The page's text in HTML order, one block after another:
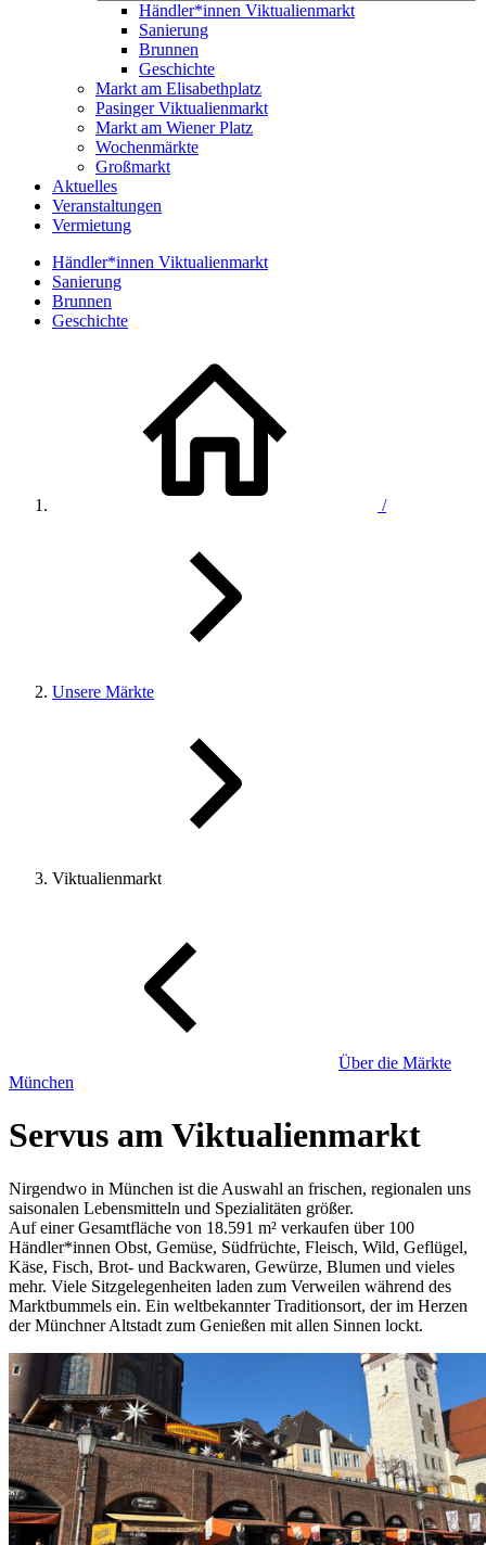
Händler*innen Viktualienmarkt
Sanierung
Brunnen
Geschichte
Markt am Elisabethplatz
Pasinger Viktualienmarkt
Markt am Wiener Platz
Wochenmärkte
Großmarkt
Aktuelles
Veranstaltungen
Vermietung
Händler*innen Viktualienmarkt
Sanierung
Brunnen
Geschichte
/
Unsere Märkte
Viktualienmarkt
Über die Märkte
München
Servus am Viktualienmarkt
Nirgendwo in München ist die Auswahl an frischen, regionalen uns
saisonalen Lebensmitteln und Spezialitäten größer.
Auf einer Gesamtfläche von 18.591 m² verkaufen über 100
Händler*innen Obst, Gemüse, Südfrüchte, Fleisch, Wild, Geflügel,
Käse, Fisch, Brot- und Backwaren, Gewürze, Blumen und vieles
mehr. Viele Sitzgelegenheiten laden zum Verweilen während des
Marktbummels ein. Ein weltbekannter Traditionsort, der im Herzen
der Münchner Altstadt zum Genießen mit allen Sinnen lockt.